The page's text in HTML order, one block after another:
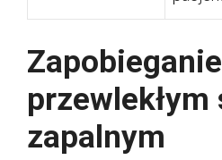
Zapobieganie
przewlekłym
zapalnym